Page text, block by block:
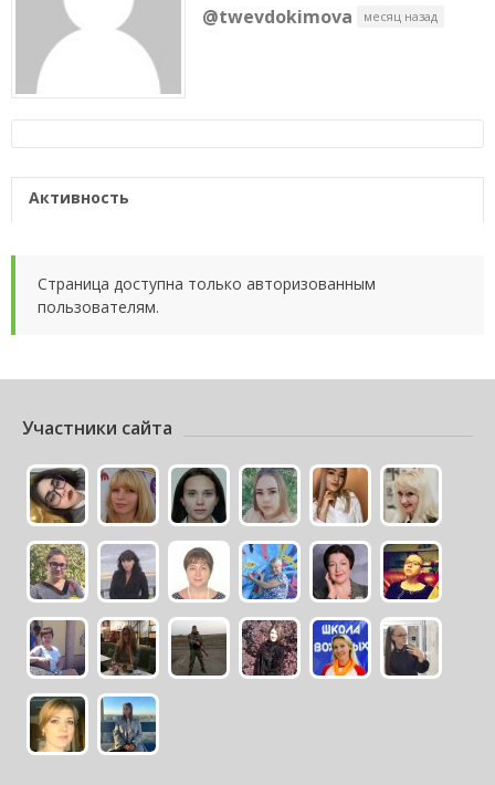
@twevdokimova месяц назад
Активность
Страница доступна только авторизованным
пользователям.
Участники сайта